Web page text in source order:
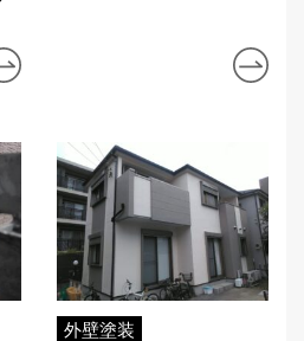
外壁塗装